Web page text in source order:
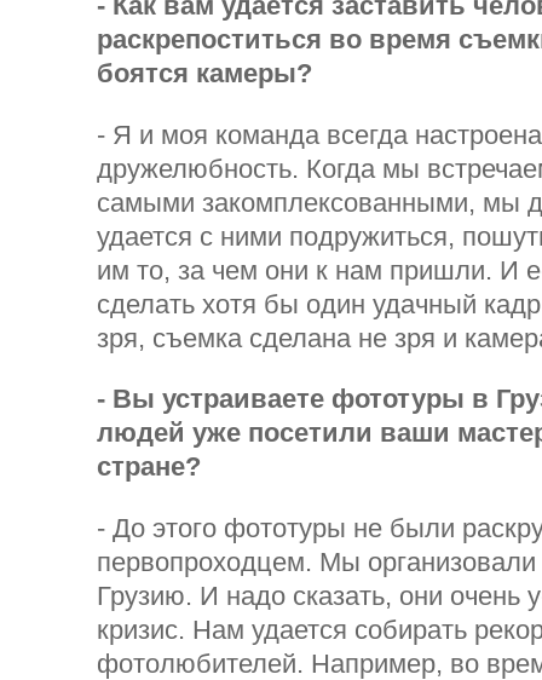
раскрепоститься во время
боятся камеры?
- Я и моя команда всегда
дружелюбность. Когда мы
самыми закомплексованными, мы
удается с ними подружиться,
им то, за чем они к нам пришли. И
сделать хотя бы один удачный
зря, съемка сделана не зря и
- Вы устраиваете фототуры в
людей уже посетили ваши
стране?
- До этого фототуры не были
первопроходцем. Мы организовали
Грузию. И надо сказать, они
кризис. Нам удается собирать
фотолюбителей. Например, во